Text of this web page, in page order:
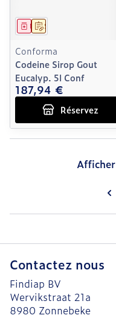
Sur prescription
Médicament
Conforma
Codeine Sirop Gout
Eucalyp. 5l Conf
187,94 €
Réservez
Afficher
Contactez nous
Findiap BV
Wervikstraat 21a
8980 Zonnebeke